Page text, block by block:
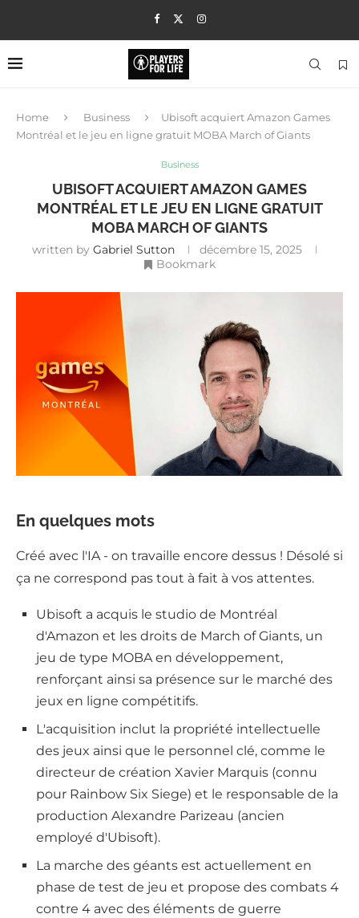
Home Business
Ubisoft acquiert Amazon Games
Montréal et le jeu en ligne gratuit MOBA March of Giants
Business
UBISOFT ACQUIERT AMAZON GAMES
MONTRÉAL ET LE JEU EN LIGNE GRATUIT
MOBA MARCH OF GIANTS
written by Gabriel Sutton
décembre 15, 2025
Bookmark
En quelques mots
Créé avec l'IA - on travaille encore dessus ! Désolé si
ça ne correspond pas tout à fait à vos attentes.
Ubisoft a acquis le studio de Montréal
d'Amazon et les droits de March of Giants, un
jeu de type MOBA en développement,
renforçant ainsi sa présence sur le marché des
jeux en ligne compétitifs.
L'acquisition inclut la propriété intellectuelle
des jeux ainsi que le personnel clé, comme le
directeur de création Xavier Marquis (connu
pour Rainbow Six Siege) et le responsable de la
production Alexandre Parizeau (ancien
employé d'Ubisoft).
La marche des géants est actuellement en
phase de test de jeu et propose des combats 4
contre 4 avec des éléments de guerre